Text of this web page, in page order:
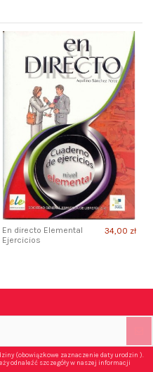
En directo Elemental
Ejercicios
34,00 zł
(obowiązkowe zaznaczenie daty urodzin ).
odnaleźć szczegóły w naszej informacji